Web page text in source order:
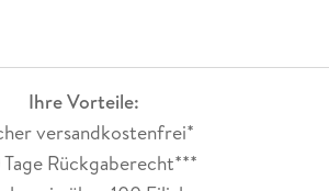
Ihre Vorteile:
versandkostenfrei*
Tage Rückgaberecht***